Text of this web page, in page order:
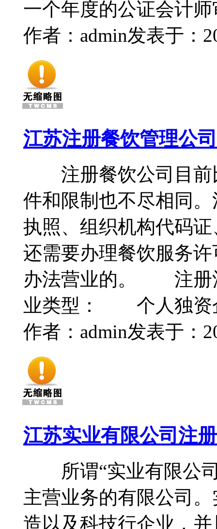
一个年度的公证会计
作者：admin发表于：
江苏注册餐饮管理公
注册餐饮公司目前
件和限制也不尽相同
执照、组织机构代码
还需要办理餐饮服务
办法营业的。 注册
业类型： 个人独资
作者：admin发表于：
江苏实业有限公司注
所谓“实业有限公司
主营业务的有限公司
造以及科技行企业，